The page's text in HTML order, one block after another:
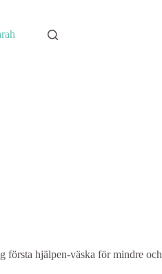
första hjälpen-väska för mindre och